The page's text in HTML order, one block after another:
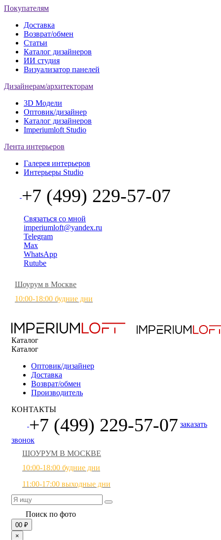
Покупателям
Доставка
Возврат/обмен
Статьи
Каталог дизайнеров
ИИ студия
Визуализатор панелей
Дизайнерам/архитекторам
3D Модели
Оптовик/дизайнер
Каталог дизайнеров
Imperiumloft Studio
Лента интерьеров
Галерея интерьеров
Интерьеры Studio
+7 (499) 229-57-07
Связаться со мной
imperiumloft@yandex.ru
Telegram
Max
WhatsApp
Rutube
Шоурум в Москве
10:00-18:00 будние дни
Каталог
Каталог
Оптовик/дизайнер
Доставка
Возврат/обмен
Производитель
КОНТАКТЫ
+7 (499) 229-57-07 заказать
звонок
ШОУРУМ В МОСКВЕ
10:00-18:00 будние дни
11:00-17:00 выходные дни
Поиск по фото
00 ₽
×